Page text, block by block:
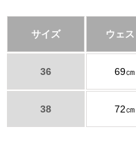
サイズ ウェ
36 69㎝
38 72㎝